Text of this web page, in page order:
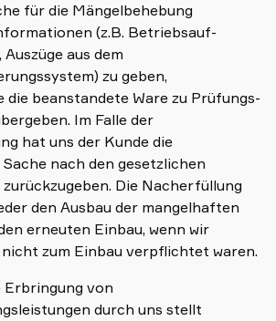
für die Mängelbehebung
(z.B. Betriebsauf-
aus dem
zu geben,
die beanstandete Ware zu Prüfungs-
Im Falle der
hat uns der Kunde die
nach den gesetzlichen
Die Nacherfüllung
den Ausbau der mangelhaften
erneuten Einbau, wenn wir
zum Einbau verpflichtet waren.
Erbringung von
durch uns stellt